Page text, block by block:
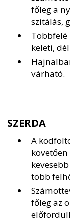
főleg a
szitálás,
Többfelé
keleti,
várható.
SZERDA
A
több
főleg az